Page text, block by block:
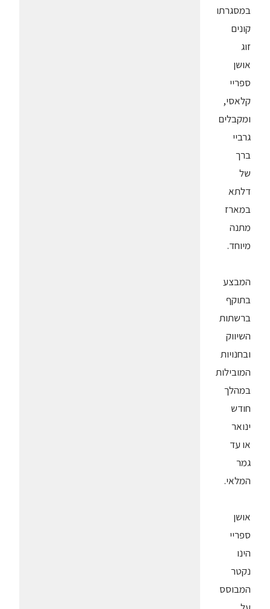
במסגרתו
קונים
זוג
אושן
ספריי
קלאסי,
ומקבלים
גרביי
ברך
של
דלתא
במארז
מתנה
מיוחד.
המבצע
בתוקף
ברשתות
השיווק
ובחנויות
המובילות
במהלך
חודש
ינואר
או עד
גמר
המלאי.
אושן
ספריי
הינו
נקטר
המבוסס